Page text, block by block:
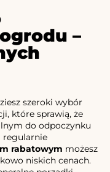
–
szeroki wybór
które sprawią, że
do odpoczynku
regularnie
rabatowym możesz
niskich cenach.